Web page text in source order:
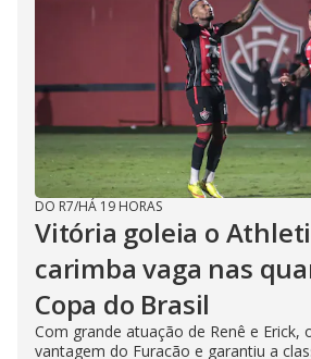
DO R7/HÁ 19 HORAS
Vitória goleia o
carimba vaga nas
Copa do Brasil
Com grande atuação de Renê e Erick,
vantagem do Furacão e garantiu a